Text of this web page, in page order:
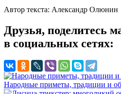
Автор текста: Александр Олюнин
Друзья, поделитесь
в социальных сетях:
Народные приметы, традиции и